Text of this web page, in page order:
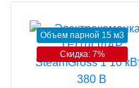
Объем парной 15 м3
Скидка: 7%